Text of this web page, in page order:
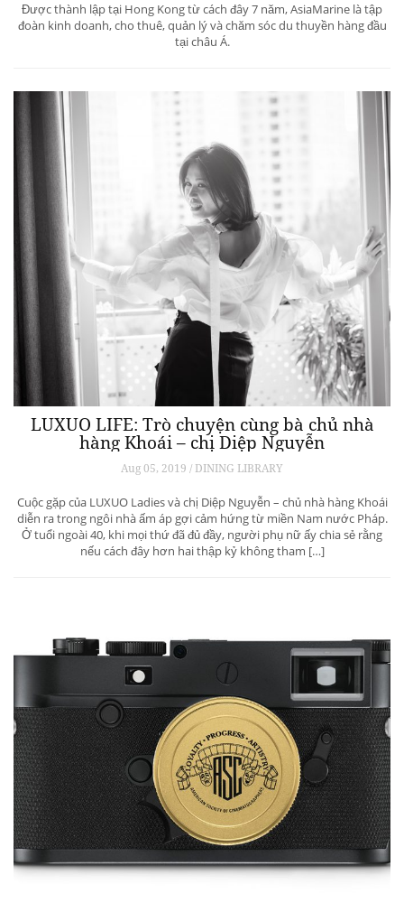
Được thành lập tại Hong Kong từ cách đây 7 năm, AsiaMarine là tập
đoàn kinh doanh, cho thuê, quản lý và chăm sóc du thuyền hàng đầu
tại châu Á.
LUXUO LIFE: Trò chuyện cùng bà chủ nhà
hàng Khoái – chị Diệp Nguyễn
Aug 05, 2019 / DINING LIBRARY
Cuộc gặp của LUXUO Ladies và chị Diệp Nguyễn – chủ nhà hàng Khoái
diễn ra trong ngôi nhà ấm áp gợi cảm hứng từ miền Nam nước Pháp.
Ở tuổi ngoài 40, khi mọi thứ đã đủ đầy, người phụ nữ ấy chia sẻ rằng
nếu cách đây hơn hai thập kỷ không tham […]